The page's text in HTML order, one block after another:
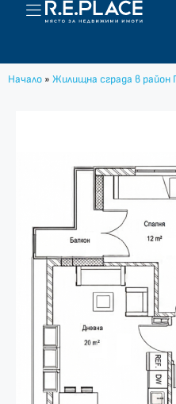
Начало » Жилищна сграда в район